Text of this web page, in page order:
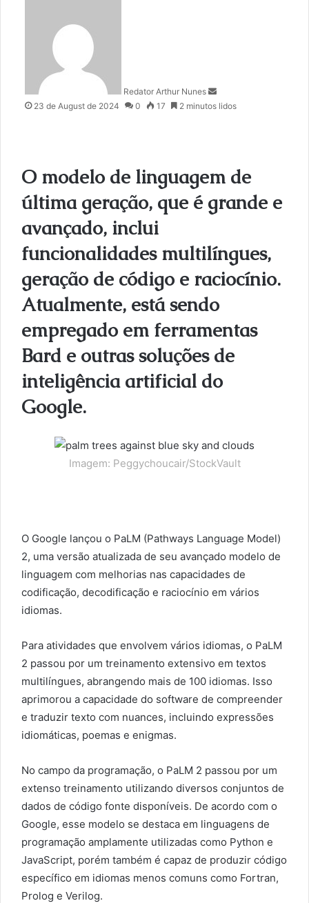
Redator Arthur Nunes
m
23 de August de 2024 0 17 2 minutos lidos
O modelo de linguagem de
última geração, que é grande e
avançado, inclui
funcionalidades multilíngues,
geração de código e raciocínio.
Atualmente, está sendo
empregado em ferramentas
Bard e outras soluções de
inteligência artificial do
Google.
Imagem: Peggychoucair/StockVault
O Google lançou o PaLM (Pathways Language Model)
2, uma versão atualizada de seu avançado modelo de
linguagem com melhorias nas capacidades de
codificação, decodificação e raciocínio em vários
idiomas.
Para atividades que envolvem vários idiomas, o PaLM
2 passou por um treinamento extensivo em textos
multilíngues, abrangendo mais de 100 idiomas. Isso
aprimorou a capacidade do software de compreender
e traduzir texto com nuances, incluindo expressões
idiomáticas, poemas e enigmas.
No campo da programação, o PaLM 2 passou por um
extenso treinamento utilizando diversos conjuntos de
dados de código fonte disponíveis. De acordo com o
Google, esse modelo se destaca em linguagens de
programação amplamente utilizadas como Python e
JavaScript, porém também é capaz de produzir código
específico em idiomas menos comuns como Fortran,
Prolog e Verilog.